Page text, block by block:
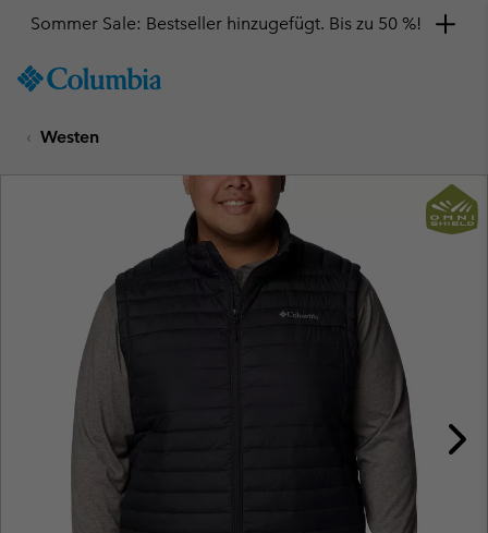
TO
SKIP
MAIN
SEARCH
Sommer Sale: Bestseller hinzugefügt. Bis zu 50 %!
Westen